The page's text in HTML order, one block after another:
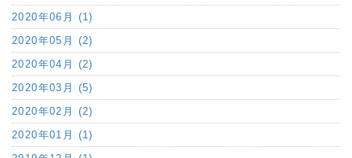
2020年06月 (1)
2020年05月 (2)
2020年04月 (2)
2020年03月 (5)
2020年02月 (2)
2020年01月 (1)